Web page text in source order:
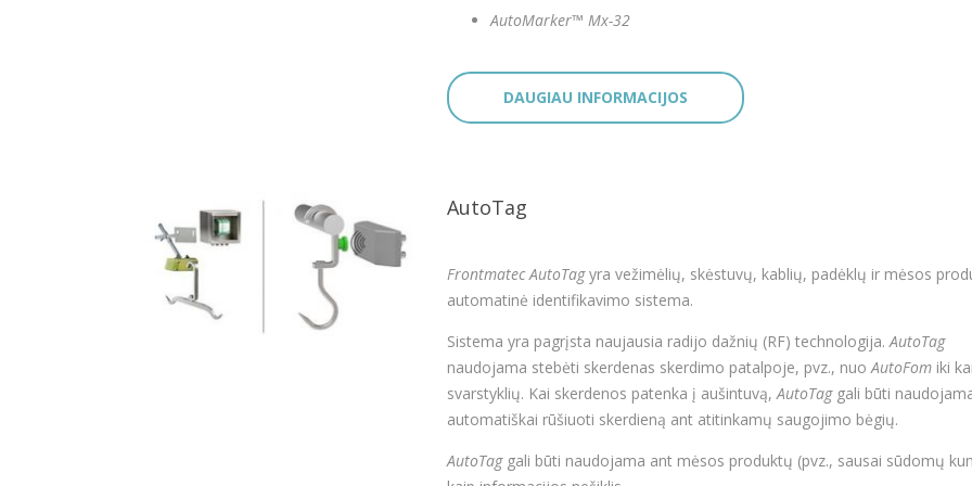
AutoMarker™ Mx-32
DAUGIAU INFORMACIJOS
AutoTag
Frontmatec AutoTagyra vežimėlių, skėstuvų, kablių, padėklų ir mėsos
automatinė identifikavimo sistema.
Sistema yra pagrįsta naujausia radijo dažnių (RF) technologija.AutoTag
naudojama stebėti skerdenas skerdimo patalpoje, pvz., nuoAutoFomiki
svarstyklių. Kai skerdenos patenka į aušintuvą,AutoTaggali būti
automatiškai rūšiuoti skerdieną ant atitinkamų saugojimo bėgių.
AutoTaggali būti naudojama ant mėsos produktų (pvz., sausai sūdomų